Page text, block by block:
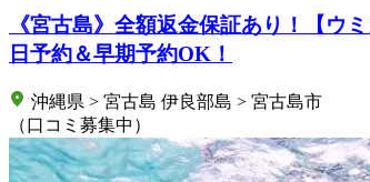
《宮古島》全額返金保証あり！【ウ
日予約＆早期予約OK！
沖縄県 > 宮古島 伊良部島 > 宮古島市
（口コミ募集中）